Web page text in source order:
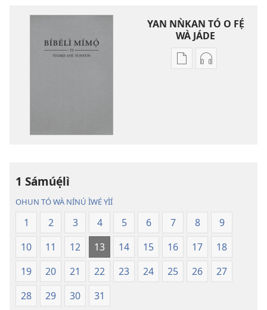
YAN NǸKAN TÓ O FẸ́
WÀ JÁDE
Bó
A
Tún
Ṣe
Lọ́dún
Bó
A
Tún
Ṣe
Lọ́dún
1 Sámúẹ́lì
OHUN TÓ WÀ NÍNÚ ÌWÉ YÌÍ
1 2 3 4 5 6 7 8
9
10
11 12 13 14 15 16 17
18
19
20 21 22 23 24 25 26
27
28
29 30 31